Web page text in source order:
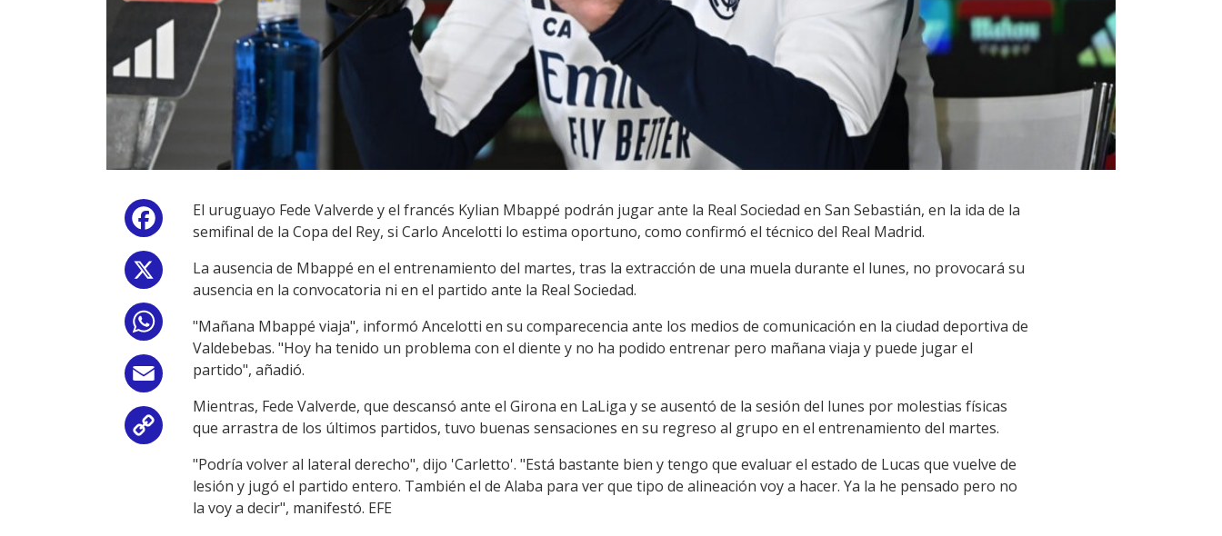
Facebook
WhatsApp
Email
Copy
Link
El uruguayo Fede Valverde y el francés Kylian Mbappé podrán jugar ante la Real Sociedad en San Sebastián, en la ida de la
semifinal de la Copa del Rey, si Carlo Ancelotti lo estima oportuno, como confirmó el técnico del Real Madrid.
La ausencia de Mbappé en el entrenamiento del martes, tras la extracción de una muela durante el lunes, no provocará su
ausencia en la convocatoria ni en el partido ante la Real Sociedad.
"Mañana Mbappé viaja", informó Ancelotti en su comparecencia ante los medios de comunicación en la ciudad deportiva de
Valdebebas. "Hoy ha tenido un problema con el diente y no ha podido entrenar pero mañana viaja y puede jugar el
partido", añadió.
Mientras, Fede Valverde, que descansó ante el Girona en LaLiga y se ausentó de la sesión del lunes por molestias físicas
que arrastra de los últimos partidos, tuvo buenas sensaciones en su regreso al grupo en el entrenamiento del martes.
"Podría volver al lateral derecho", dijo 'Carletto'. "Está bastante bien y tengo que evaluar el estado de Lucas que vuelve de
lesión y jugó el partido entero. También el de Alaba para ver que tipo de alineación voy a hacer. Ya la he pensado pero no
la voy a decir", manifestó. EFE